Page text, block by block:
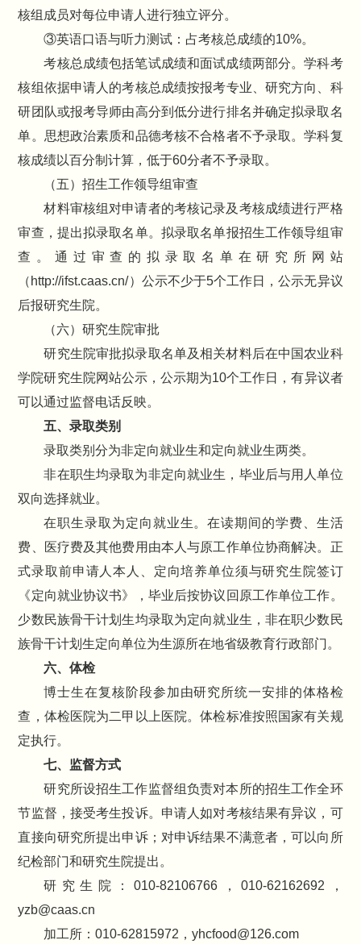
核组成员对每位申请人进行独立评分。
③英语口语与听力测试：占考核总成绩的10%。
考核总成绩包括笔试成绩和面试成绩两部分。学科考
核组依据申请人的考核总成绩按报考专业、研究方向、科
研团队或报考导师由高分到低分进行排名并确定拟录取名
单。思想政治素质和品德考核不合格者不予录取。学科复
核成绩以百分制计算，低于60分者不予录取。
（五）招生工作领导组审查
材料审核组对申请者的考核记录及考核成绩进行严格
审查，提出拟录取名单。拟录取名单报招生工作领导组审
查。通过审查的拟录取名单在研究所网站
（http://ifst.caas.cn/）公示不少于5个工作日，公示无异议
后报研究生院。
（六）研究生院审批
研究生院审批拟录取名单及相关材料后在中国农业科
学院研究生院网站公示，公示期为10个工作日，有异议者
可以通过监督电话反映。
五、录取类别
录取类别分为非定向就业生和定向就业生两类。
非在职生均录取为非定向就业生，毕业后与用人单位
双向选择就业。
在职生录取为定向就业生。在读期间的学费、生活
费、医疗费及其他费用由本人与原工作单位协商解决。正
式录取前申请人本人、定向培养单位须与研究生院签订
《定向就业协议书》，毕业后按协议回原工作单位工作。
少数民族骨干计划生均录取为定向就业生，非在职少数民
族骨干计划生定向单位为生源所在地省级教育行政部门。
六、体检
博士生在复核阶段参加由研究所统一安排的体格检
查，体检医院为二甲以上医院。体检标准按照国家有关规
定执行。
七、监督方式
研究所设招生工作监督组负责对本所的招生工作全环
节监督，接受考生投诉。申请人如对考核结果有异议，可
直接向研究所提出申诉；对申诉结果不满意者，可以向所
纪检部门和研究生院提出。
研究生院：010-82106766，010-62162692，
yzb@caas.cn
加工所：010-62815972，yhcfood@126.com